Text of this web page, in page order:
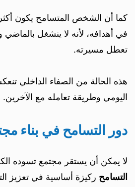
كما أن الشخص المتسامح يكون
في أهدافه، لأنه لا ينشغل بالماضي
تعطل مسيرته.
هذه الحالة من الصفاء الداخلي
اليومي وطريقة تعامله مع الآخرين.
دور التسامح في بناء
لا يمكن أن يستقر مجتمع تسوده
التسامح ركيزة أساسية في تعزيز